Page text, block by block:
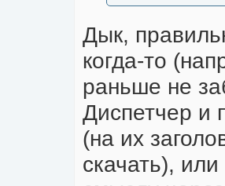
Дык,
когда-то
раньше не
Диспетчер и
(на их
скачать),